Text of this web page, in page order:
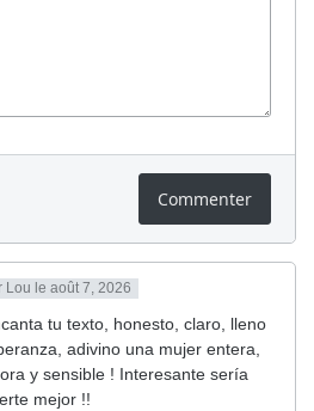
Commenter
Lou le août 7, 2026
tu texto, honesto, claro, lleno
adivino una mujer entera,
y sensible ! Interesante sería
mejor !!